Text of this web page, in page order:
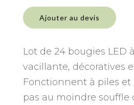
de
Bougies
flamme
(lot
de
24)
Ajouter au devis
Lot de 24 bougies LED
vacillante, décoratives
Fonctionnent à piles et
pas au moindre souffle